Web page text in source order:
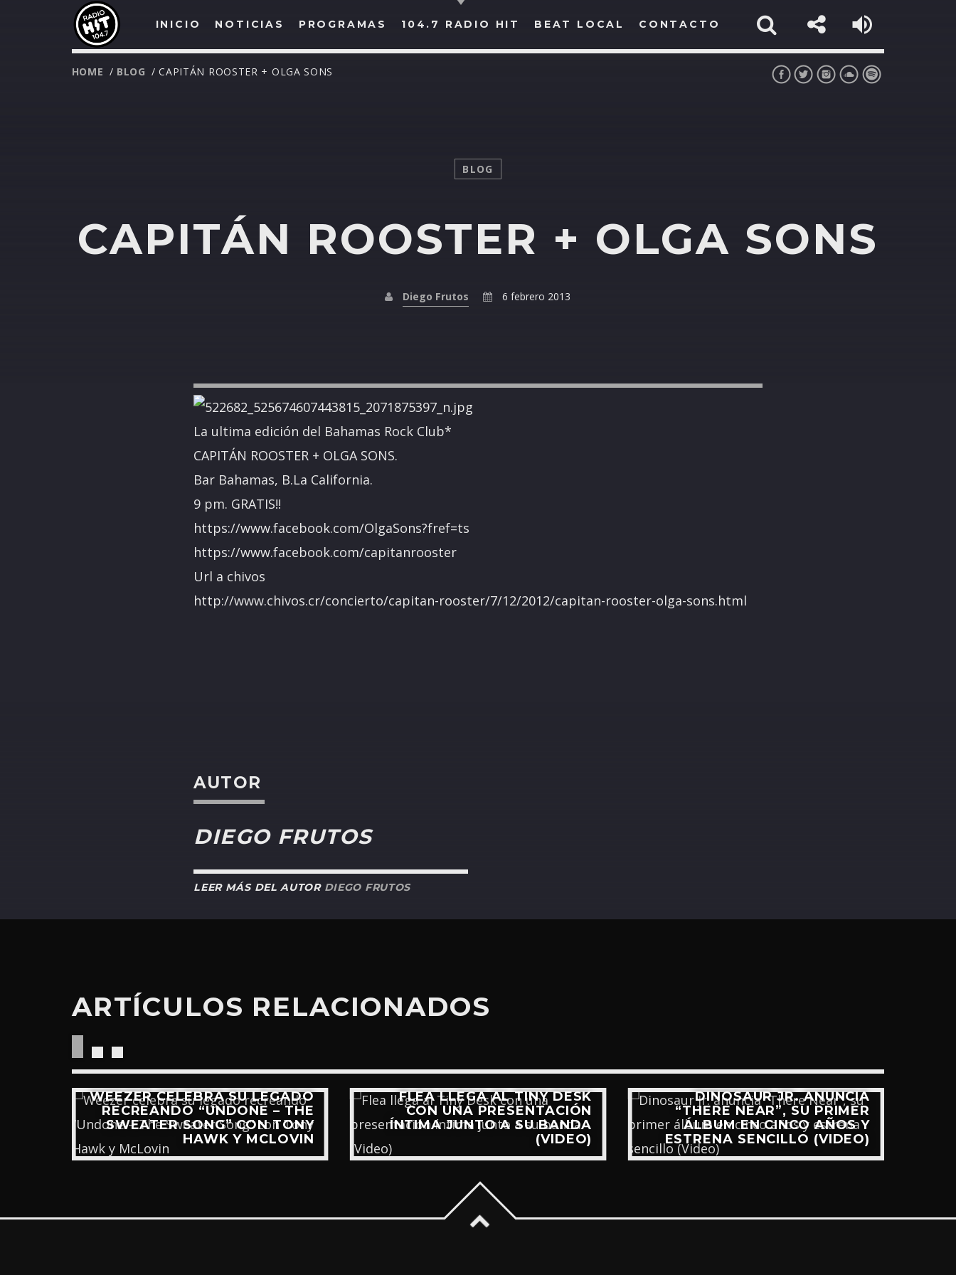
INICIO NOTICIAS PROGRAMAS 104.7 RADIO HIT BEAT LOCAL CONTACTO
BUSCAR EN RADIO HIT
COMPARTE EN...
Twitter Facebook Whatsapp
HOME / BLOG / CAPITÁN ROOSTER + OLGA SONS
BLOG
CAPITÁN ROOSTER + OLGA SONS
Diego Frutos 6 febrero 2013
La ultima edición del Bahamas Rock Club*
CAPITÁN ROOSTER + OLGA SONS.
Bar Bahamas, B.La California.
9 pm. GRATIS!!
https://www.facebook.com/OlgaSons?fref=ts
https://www.facebook.com/capitanrooster
Url a chivos
http://www.chivos.cr/concierto/capitan-rooster/7/12/2012/capitan-rooster-olga-sons.html
AUTOR
DIEGO FRUTOS
LEER MÁS DEL AUTOR DIEGO FRUTOS
ARTÍCULOS RELACIONADOS
WEEZER CELEBRA SU LEGADO
RECREANDO “UNDONE – THE
SWEATER SONG” CON TONY
HAWK Y MCLOVIN
FLEA LLEGA AL TINY DESK
CON UNA PRESENTACIÓN
ÍNTIMA JUNTO A SU BANDA
(VIDEO)
DINOSAUR JR. ANUNCIA
“THERE NEAR”, SU PRIMER
ÁLBUM EN CINCO AÑOS Y
ESTRENA SENCILLO (VIDEO)